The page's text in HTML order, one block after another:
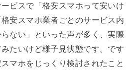
ビスで「格安スマホって安いけ
安スマホ業者ごとのサービス内
ない」といった声が多く、実際
たいけど様子見状態です。です
マホをじっくり検討されたこと